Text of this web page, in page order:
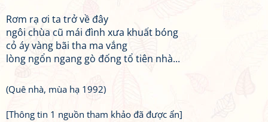
Rơm rạ ơi ta trở về đây
ngôi chùa cũ mái đình xưa khuất bóng
cỏ áy vàng bãi tha ma vắng
lòng ngổn ngang gò đống tổ tiên nhà...
(Quê nhà, mùa hạ 1992)
[Thông tin 1 nguồn tham khảo đã được ẩn]